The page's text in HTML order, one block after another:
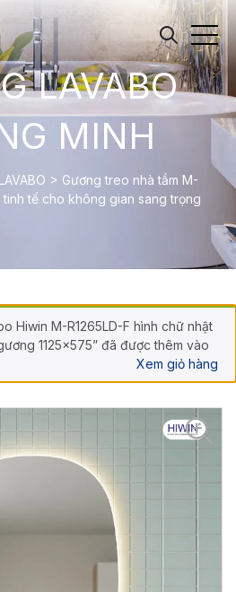
LAVABO
MINH
> Gương treo nhà tắm M-
tế cho không gian sang trọng
Hiwin M-R1265LD-F hình chữ nhật
1125×575” đã được thêm vào
Xem giỏ hàng